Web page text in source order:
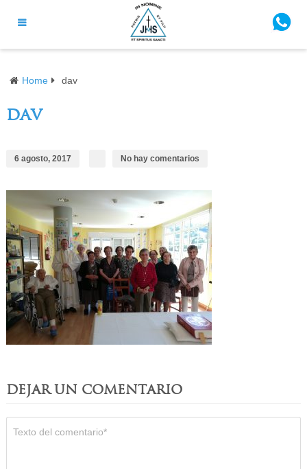
Home dav
dav
6 agosto, 2017 No hay comentarios
DEJAR UN COMENTARIO